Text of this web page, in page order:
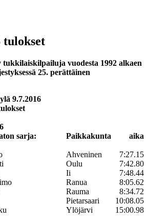
tulokset
tukkilaiskilpailuja vuodesta 1992 alkaen
25. perättäinen
9.7.2016
sarja:
Paikkakunta aika
Ahveninen
7:27.15
Oulu
7:42.80
Ii
7:48.44
Ranua
8:05.62
Rauma
8:34.72
Pietarsaari
10:08.05
Ylöjärvi 15:00.98